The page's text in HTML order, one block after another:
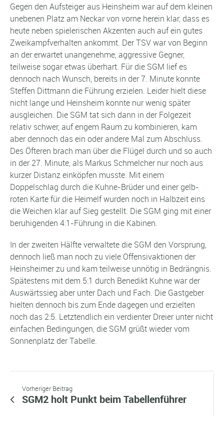
Gegen den Aufsteiger aus Heinsheim war auf dem kleinen
unebenen Platz am Neckar von vorne herein klar, dass es
heute neben spielerischen Akzenten auch auf ein gutes
Zweikampfverhalten ankommt. Der TSV war von Beginn
an der erwartet unangenehme, aggressive Gegner,
teilweise sogar etwas überhart. Für die SGM lief es
dennoch nach Wunsch, bereits in der 7. Minute konnte
Steffen Dittmann die Führung erzielen. Leider hielt diese
nicht lange und Heinsheim konnte nur wenig später
ausgleichen. Die SGM tat sich dann in der Folgezeit
relativ schwer, auf engem Raum zu kombinieren, kam
aber dennoch das ein oder andere Mal zum Abschluss.
Des Öfteren brach man über die Flügel durch und so auch
in der 27. Minute, als Markus Schmelcher nur noch aus
kurzer Distanz einköpfen musste. Mit einem
Doppelschlag durch die Kuhne-Brüder und einer gelb-
roten Karte für die Heimelf wurden noch in Halbzeit eins
die Weichen klar auf Sieg gestellt. Die SGM ging mit einer
beruhigenden 4:1-Führung in die Kabinen.
In der zweiten Hälfte verwaltete die SGM den Vorsprung,
dennoch ließ man noch zu viele Offensivaktionen der
Heinsheimer zu und kam teilweise unnötig in Bedrängnis.
Spätestens mit dem 5:1 durch Benedikt Kuhne war der
Auswärtssieg aber unter Dach und Fach. Die Gastgeber
hielten dennoch bis zum Ende dagegen und erzielten
noch das 2:5. Letztendlich ein verdienter Dreier unter nicht
einfachen Bedingungen, die SGM grüßt wieder vom
Sonnenplatz der Tabelle.
Vorheriger Beitrag
SGM2 holt Punkt beim Tabellenführer